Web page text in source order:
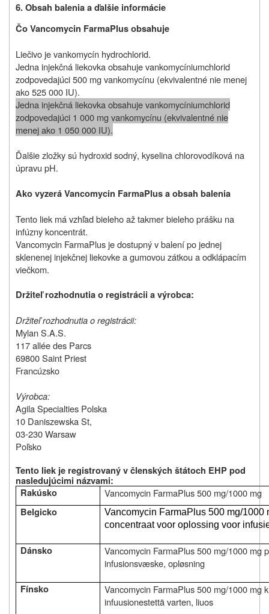
6. Obsah balenia a ďalšie informácie
Čo Vancomycin FarmaPlus obsahuje
Liečivo je vankomycín hydrochlorid.
Jedna injekčná liekovka obsahuje vankomycíniumchlorid
zodpovedajúci 500 mg vankomycínu (ekvivalentné nie menej
ako 525 000 IU).
Jedna injekčná liekovka obsahuje vankomycíniumchlorid
zodpovedajúci 1 000 mg vankomycínu (ekvivalentné nie
menej ako 1 050 000 IU).
Ďalšie zložky sú hydroxid sodný, kyselina chlorovodíková na
úpravu pH.
Ako vyzerá Vancomycin FarmaPlus a obsah balenia
Tento liek má vzhľad bieleho až takmer bieleho prášku na
infúzny koncentrát.
Vancomycin FarmaPlus je dostupný v balení po jednej
sklenenej injekčnej liekovke a gumovou zátkou a odklápacím
viečkom.
Držiteľ rozhodnutia o registrácii a výrobca:
Držiteľ rozhodnutia o registrácii:
Mylan S.A.S.
117 allée des Parcs
69800 Saint Priest
Francúzsko
Výrobca:
Agila Specialties Polska
10 Daniszewska St,
03-230 Warsaw
Poľsko
Tento liek je registrovaný v členských štátoch EHP pod
nasledujúcimi názvami:
Rakúsko
Vancomycin FarmaPlus 500 mg/1000 mg
Belgicko
Vancomycin FarmaPlus 500 mg/1000
concentraat voor oplossing voor
Dánsko Vancomycin FarmaPlus500 mg/1000 mg
infusionsvæske, opløsning
Fínsko Vancomycin FarmaPlus500 mg/1000 mg
infuusionestettä varten, liuos